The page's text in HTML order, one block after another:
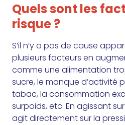
Quels sont les
risque ?
S’il n’y a pas de cause
plusieurs facteurs en
comme une alimentation
sucre, le manque d’activité
tabac, la consommation
surpoids, etc. En agissant
agit directement sur la